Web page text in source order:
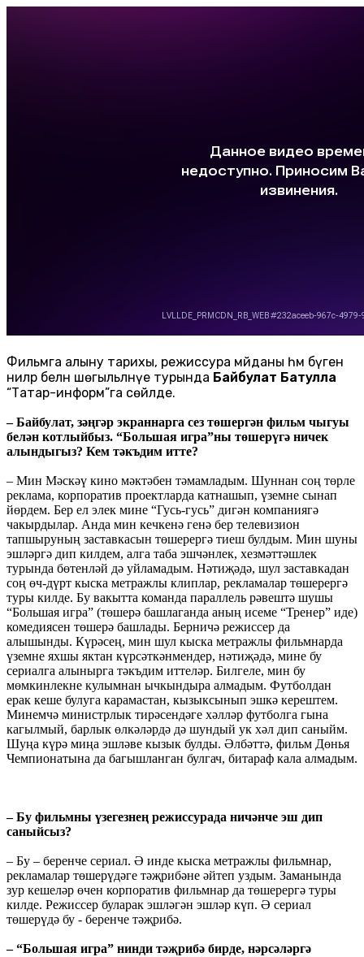
Фильмга алыну тарихы, режиссура мәйданы һәм бүген
ниләр белән шөгыльләнүе турында Байбулат Батулла
“Татар-информ”га сөйләде.
– Байбулат, зәңгәр экраннарга сез төшергән фильм чыгуы
белән котлыйбыз. “Большая игра”ны төшерүгә ничек
алындыгыз? Кем тәкъдим итте?
– Мин Мәскәү кино мәктәбен тәмамладым. Шуннан соң төрле
реклама, корпоратив проектларда катнашып, үземне сынап
йөрдем. Бер ел элек мине “Гусь-гусь” дигән компаниягә
чакырдылар. Анда мин кечкенә генә бер телевизион
тапшыруның заставкасын төшерергә тиеш булдым. Мин шуны
эшләргә дип килдем, алга таба эшчәнлек, хезмәттәшлек
турында бөтенләй дә уйламадым. Нәтиҗәдә, шул заставкадан
соң өч-дүрт кыска метражлы клиплар, рекламалар төшерергә
туры килде. Бу вакытта команда параллель рәвештә шушы
“Большая игра” (төшерә башлаганда аның исеме “Тренер” иде)
комедиясен төшерә башлады. Берничә режиссер да
алышынды. Күрәсең, мин шул кыска метражлы фильмнарда
үземне яхшы яктан күрсәткәнмендер, нәтиҗәдә, мине бу
сериалга алынырга тәкъдим иттеләр. Билгеле, мин бу
мөмкинлекне кулымнан ычкындыра алмадым. Футболдан
ерак кеше булуга карамастан, кызыксынып эшкә керештем.
Минемчә министрлык тирәсендәге хәлләр футболга гына
кагылмый, барлык өлкәләрдә дә шундый ук хәл дип саныйм.
Шуңа күрә миңа эшләве кызык булды. Әлбәттә, фильм Дөнья
Чемпионатына да багышланган булгач, битараф кала алмадым.
– Бу фильмны үзегезнең режиссурада ничәнче эш дип
саныйсыз?
– Бу – беренче сериал. Ә инде кыска метражлы фильмнар,
рекламалар төшерүдәге тәҗрибәне әйтеп уздым. Заманында
зур кешеләр өчен корпоратив фильмнар да төшерергә туры
килде. Режиссер буларак эшләгән эшләр күп. Ә сериал
төшерүдә бу - беренче тәҗрибә.
– “Большая игра” нинди тәҗрибә бирде, нәрсәләргә